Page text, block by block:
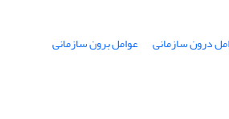
درون سازمانی عوامل برون سازمانی